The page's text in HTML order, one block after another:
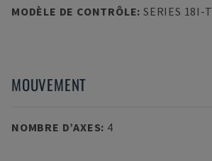
MODÈLE DE CONTRÔLE: SERIES 18I-T
MOUVEMENT
NOMBRE D’AXES: 4